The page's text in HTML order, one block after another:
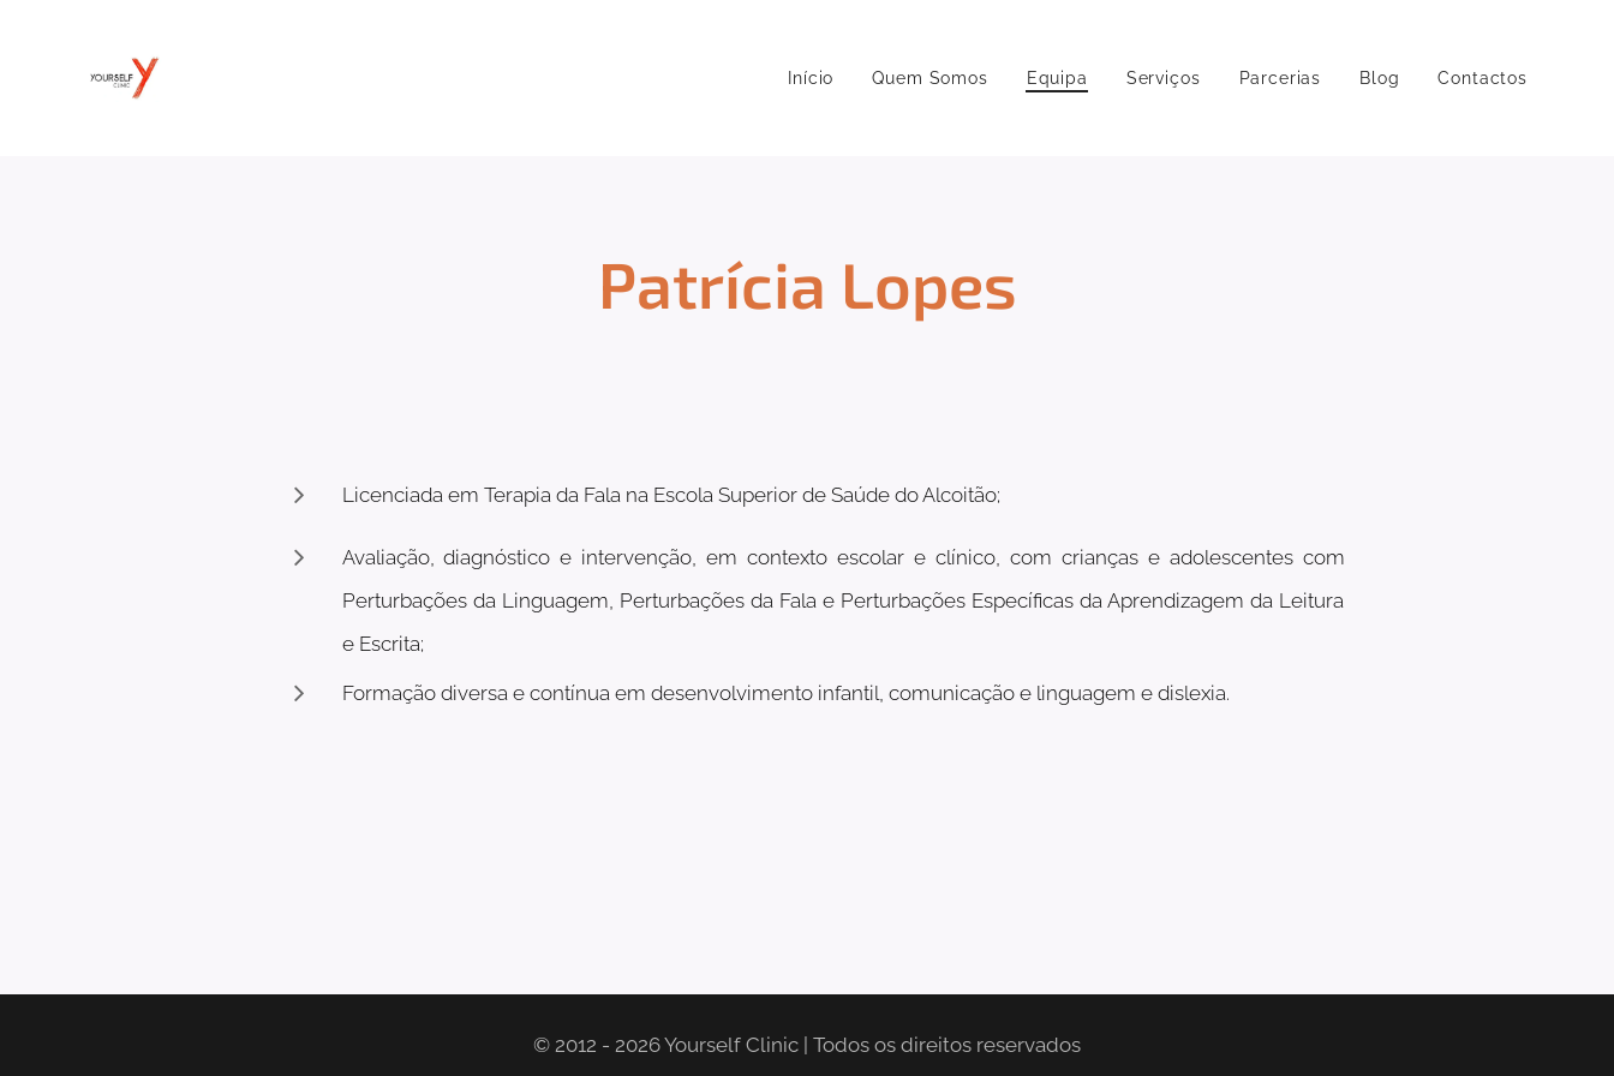
Início Quem Somos Equipa Serviços Parcerias Blog Contactos
Patrícia Lopes
Licenciada em Terapia da Fala na Escola Superior de Saúde do Alcoitão;
Avaliação, diagnóstico e intervenção, em contexto escolar e clínico, com crianças e adolescentes com
Perturbações da Linguagem, Perturbações da Fala e Perturbações Específicas da Aprendizagem da Leitura
e Escrita;
Formação diversa e contínua em desenvolvimento infantil, comunicação e linguagem e dislexia.
© 2012 - 2026 Yourself Clinic | Todos os direitos reservados